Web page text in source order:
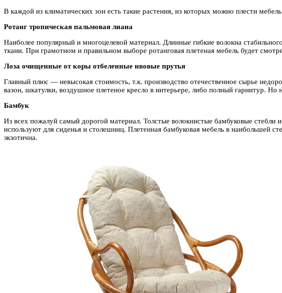
В каждой из климатических зон есть такие растения, из которых можно плести
Ротанг тропическая пальмовая лиана
Наиболее популярный и многоцелевой материал. Длинные гибкие волокна
ткани. При грамотном и правильном выборе ротанговая плетеная мебель будет
Лоза очищенные от коры отбеленные ивовые прутья
Главный плюс — невысокая стоимость, т.к. производство отечественное сырье
вазон, шкатулки, воздушное плетеное кресло в интерьере, либо полный гарнитур.
Бамбук
Из всех пожалуй самый дорогой материал. Толстые волокнистые бамбуковые стебли
используют для сиденья и столешниц. Плетенная бамбуковая мебель в наибольшей
экзотична.